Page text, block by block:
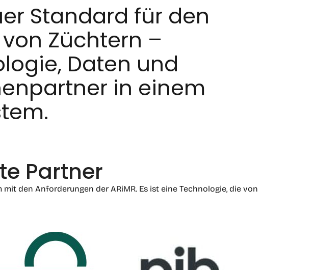
Standard für den
Züchtern –
Daten und
in einem
Partner
den Anforderungen der ARiMR. Es ist eine Technologie, die von